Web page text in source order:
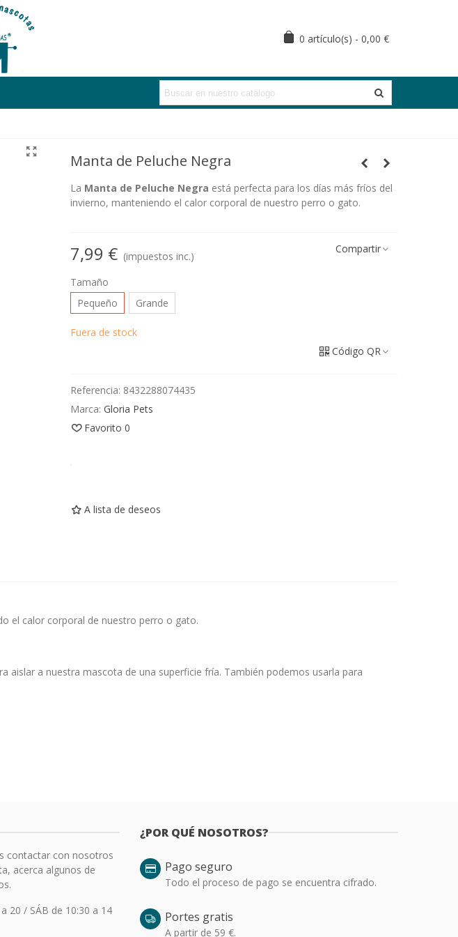
0 artículo(s) - 0,00 €
Manta de Peluche Negra
La Manta de Peluche Negra está perfecta para los días más fríos del
invierno, manteniendo el calor corporal de nuestro perro o gato.
7,99 € (impuestos inc.)
Compartir
Tamaño
Pequeño
Grande
Fuera de stock
Código QR
Referencia: 8432288074435
Marca: Gloria Pets
Favorito 0
A lista de deseos
el calor corporal de nuestro perro o gato.
a nuestra mascota de una superficie fría. También podemos usarla para
contactar con nosotros
acerca algunos de
20 / SÁB de 10:30 a 14
¿POR QUÉ NOSOTROS?
Pago seguro
Todo el proceso de pago se encuentra cifrado.
Portes gratis
A partir de 59 €.